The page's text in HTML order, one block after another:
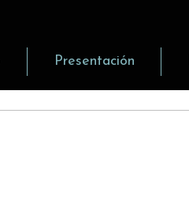
Presentación